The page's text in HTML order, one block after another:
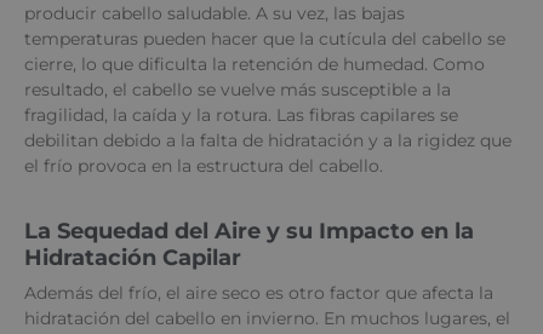
producir cabello saludable. A su vez, las bajas
temperaturas pueden hacer que la cutícula del cabello se
cierre, lo que dificulta la retención de humedad. Como
resultado, el cabello se vuelve más susceptible a la
fragilidad, la caída y la rotura. Las fibras capilares se
debilitan debido a la falta de hidratación y a la rigidez que
el frío provoca en la estructura del cabello.
La Sequedad del Aire y su Impacto en la
Hidratación Capilar
Además del frío, el aire seco es otro factor que afecta la
hidratación del cabello en invierno. En muchos lugares, el